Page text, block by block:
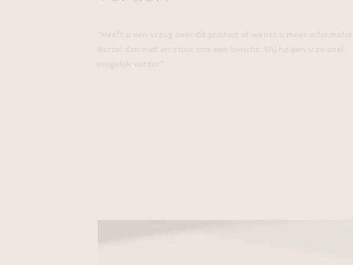
"Heeft u een vraag over dit product of wenst u meer informatie?
Aarzel dan niet en stuur ons een bericht. Wij helpen u zo snel
mogelijk verder."